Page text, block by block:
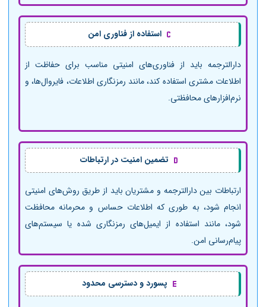
استفاده از فناوری امن
دارالترجمه باید از فناوری‌های امنیتی مناسب برای حفاظت از
اطلاعات مشتری استفاده کند، مانند رمزنگاری اطلاعات، فایروال‌ها، و
نرم‌افزارهای محافظتی.
تضمین امنیت در ارتباطات
ارتباطات بین دارالترجمه و مشتریان باید از طریق روش‌های امنیتی
انجام شود، به طوری که اطلاعات حساس و محرمانه محافظت
شود، مانند استفاده از ایمیل‌های رمزنگاری شده یا سیستم‌های
پیام‌رسانی امن.
پسورد و دسترسی محدود